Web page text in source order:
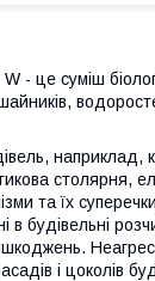
- це суміш
наприклад,
та їх
в будівельні
і цоколів